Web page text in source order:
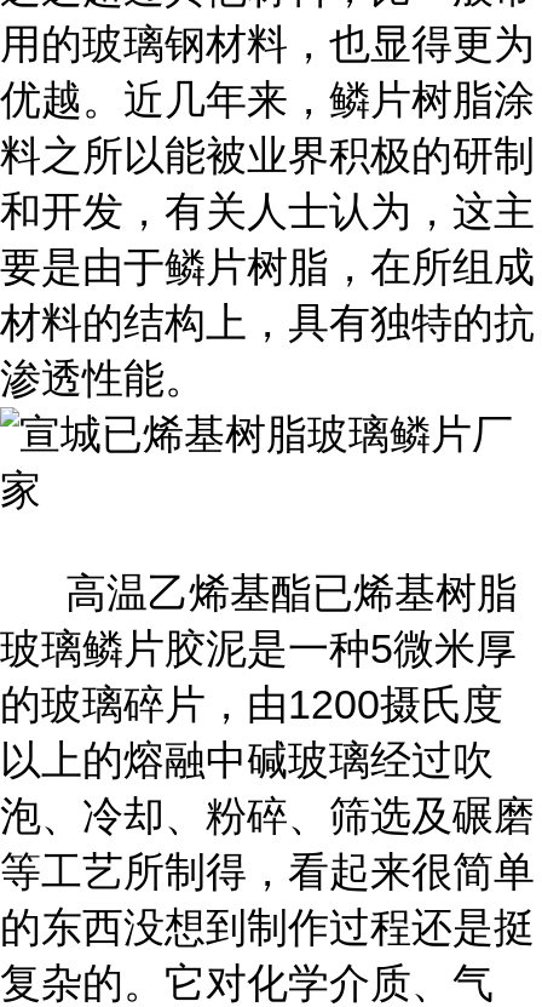
用的玻璃钢材料，也显得更为
优越。近几年来，鳞片树脂涂
料之所以能被业界积极的研制
和开发，有关人士认为，这主
要是由于鳞片树脂，在所组成
材料的结构上，具有独特的抗
渗透性能。
高温乙烯基酯已烯基树脂
玻璃鳞片胶泥是一种5微米厚
的玻璃碎片，由1200摄氏度
以上的熔融中碱玻璃经过吹
泡、冷却、粉碎、筛选及碾磨
等工艺所制得，看起来很简单
的东西没想到制作过程还是挺
复杂的。它对化学介质、气